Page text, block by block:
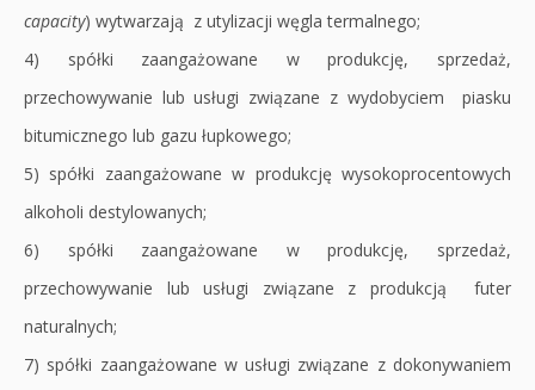
capacity) wytwarzają z utylizacji węgla termalnego;
4) spółki zaangażowane w produkcję, sprzedaż,
przechowywanie lub usługi związane z wydobyciem piasku
bitumicznego lub gazu łupkowego;
5) spółki zaangażowane w produkcję wysokoprocentowych
alkoholi destylowanych;
6) spółki zaangażowane w produkcję, sprzedaż,
przechowywanie lub usługi związane z produkcją futer
naturalnych;
7) spółki zaangażowane w usługi związane z dokonywaniem